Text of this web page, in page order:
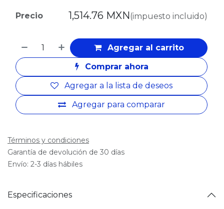
Agregar al carrito
Comprar ahora
Agregar para comparar
Agregar a la lista de deseos
Precio 1,514.76 MXN(impuesto incluido)
Términos y condiciones
Garantía de devolución de 30 días
Envío: 2-3 días hábiles
Especificaciones